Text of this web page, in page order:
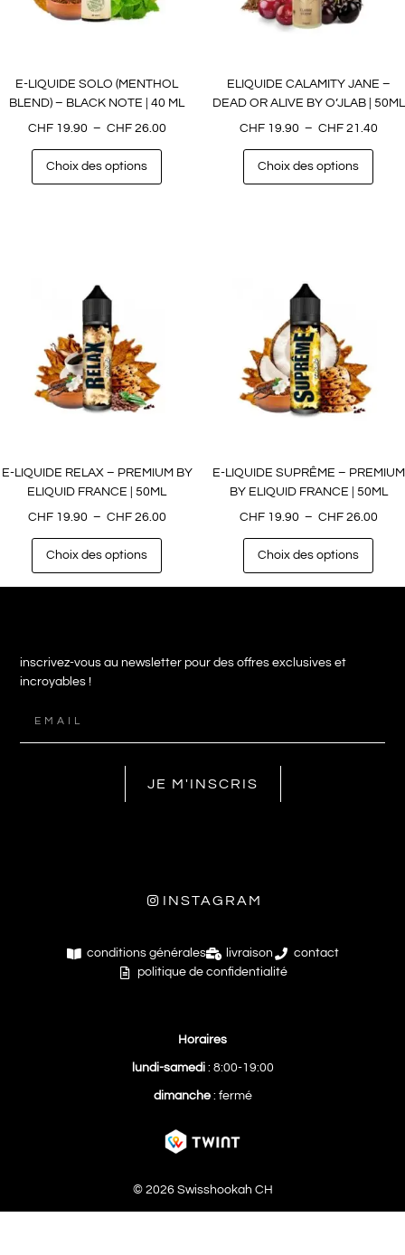
E-LIQUIDE SOLO (MENTHOL
BLEND) – BLACK NOTE | 40 ML
CHF19.90 – CHF26.00
Choix des options
ELIQUIDE CALAMITY JANE –
DEAD OR ALIVE BY O’JLAB | 50ML
CHF19.90 – CHF21.40
Choix des options
E-LIQUIDE RELAX – PREMIUM BY
ELIQUID FRANCE | 50ML
CHF19.90 – CHF26.00
Choix des options
E-LIQUIDE SUPRÊME – PREMIUM
BY ELIQUID FRANCE | 50ML
CHF19.90 – CHF26.00
Choix des options
inscrivez-vous au newsletter pour des offres exclusives et
incroyables !
JE M'INSCRIS
INSTAGRAM
conditions générales livraison
contact
politique de confidentialité
Horaires
lundi-samedi: 8:00-19:00
dimanche: fermé
© 2026 Swisshookah CH